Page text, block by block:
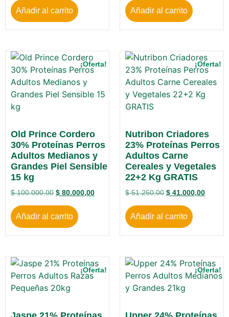
Añadir al carrito Añadir al carrito
¡Oferta!
Old Prince Cordero
30% Proteínas Perros
Adultos Medianos y
Grandes Piel Sensible
15 kg
$100.000,00 $ 80.000,00
Añadir al carrito
¡Oferta!
Nutribon Criadores
23% Proteínas Perros
Adultos Carne
Cereales y Vegetales
22+2 Kg GRATIS
$51.250,00 $ 41.000,00
Añadir al carrito
¡Oferta! ¡Oferta!